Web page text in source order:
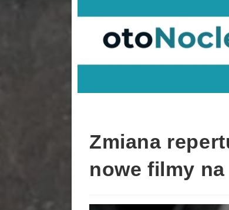
Zmiana
nowe filmy